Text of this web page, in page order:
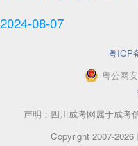
2024-08-07
粤ICP
粤公网
声明：四川成考网属于成考
Copyright 2007-